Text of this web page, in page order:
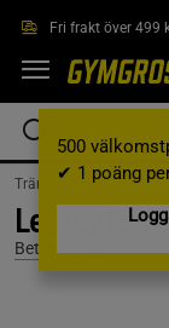
Fri frakt över 499
500
✔ 1 poäng
Träningskläder /
Legacy
Better Bodies